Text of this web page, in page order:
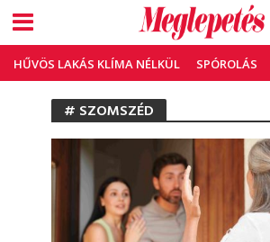
HŰVÖS LAKÁS KLÍMA NÉLKÜL SPÓROLÁS
# SZOMSZÉD